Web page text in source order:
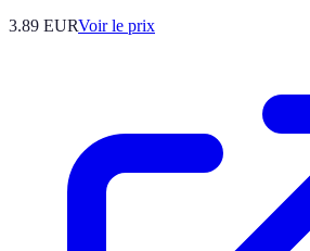
3.89 EURVoir le prix